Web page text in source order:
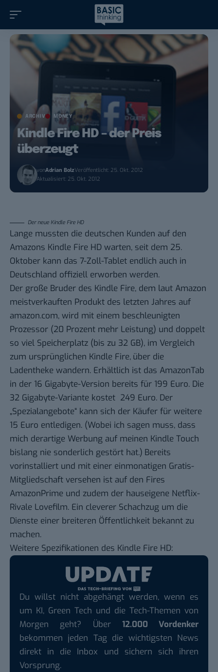
ARCHIV MONEY
Kindle Fire HD – der Preis
überzeugt
vonAdrian BolzVeröffentlicht: 25. Okt. 2012
Aktualisiert: 25. Okt. 2012
Der neue Kindle Fire HD
Lange mussten die deutschen Kunden auf den
Amazons Kindle Fire HD warten, seit dem 25.
Oktober kann das 7-Zoll-Tablet endlich auch in
Deutschland offiziell erworben werden.
Der große Bruder des Kindle Fire, dem laut Amazon
meistverkauften Produkt des letzten Jahres auf
amazon.com, wird mit einem beschleunigten
Prozessor (20 Prozent mehr Leistung) und doppelt
so viel Speicherplatz (bis zu 32 GB), im Vergleich
zum ursprünglichen Kindle Fire, über die
Ladentheke wandern. Erhältlich ist das AmazonTab
in der 16 Gigabyte-Version bereits für 199 Euro. Die
32 Gigabyte-Variante kostet 249 Euro. Der
„Spezialangebote“ kann sich der Käufer für weitere
15 Euro entledigen. (Wobei ich sagen muss, dass
mich derartige Werbung auf meinen Kindle Touch
bislang nie sonderlich gestört hat.) Bereits
vorinstalliert und mit einer einmonatigen Gratis-
Mitgliedschaft versehen ist auf den Fires
AmazonPrime und zudem der hauseigene Netflix-
Rivale Lovefilm. Ein cleverer Schachzug um die
Dienste einer breiteren Öffentlichkeit bekannt zu
machen.
Weitere Spezifikationen des Kindle Fire HD:
Du willst nicht abgehängt werden, wenn es
um KI, Green Tech und die Tech-Themen von
Morgen geht? Über 12.000 Vordenker
bekommen jeden Tag die wichtigsten News
direkt in die Inbox und sichern sich ihren
Vorsprung.